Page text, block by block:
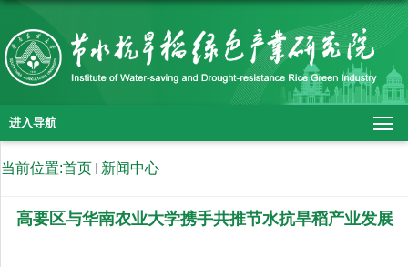
进入导航
当前位置:首页 新闻中心
高要区与华南农业大学携手共推节水抗旱稻产业发展